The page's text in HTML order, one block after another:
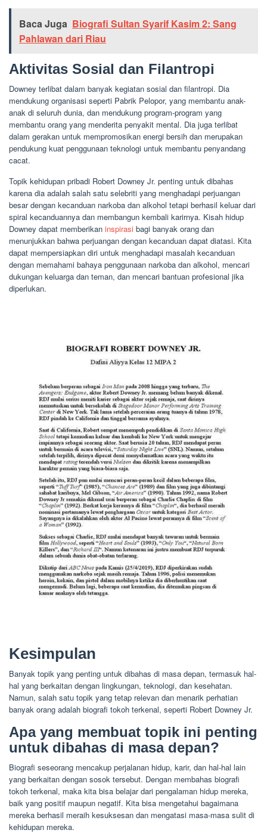
Baca Juga Biografi Sultan Syarif Kasim 2: Sang
Pahlawan dari Riau
Aktivitas Sosial dan Filantropi
Downey terlibat dalam banyak kegiatan sosial dan filantropi. Dia
mendukung organisasi seperti Pabrik Pelopor, yang membantu anak-
anak di seluruh dunia, dan mendukung program-program yang
membantu orang yang menderita penyakit mental. Dia juga terlibat
dalam gerakan untuk mempromosikan energi bersih dan merupakan
pendukung kuat penggunaan teknologi untuk membantu penyandang
cacat.
Topik kehidupan pribadi Robert Downey Jr. penting untuk dibahas
karena dia adalah salah satu selebriti yang menghadapi perjuangan
besar dengan kecanduan narkoba dan alkohol tetapi berhasil keluar dari
spiral kecanduannya dan membangun kembali karirnya. Kisah hidup
Downey dapat memberikan inspirasi bagi banyak orang dan
menunjukkan bahwa perjuangan dengan kecanduan dapat diatasi. Kita
dapat mempersiapkan diri untuk menghadapi masalah kecanduan
dengan memahami bahaya penggunaan narkoba dan alkohol, mencari
dukungan keluarga dan teman, dan mencari bantuan profesional jika
diperlukan.
Kesimpulan
Banyak topik yang penting untuk dibahas di masa depan, termasuk hal-
hal yang berkaitan dengan lingkungan, teknologi, dan kesehatan.
Namun, salah satu topik yang tetap relevan dan menarik perhatian
banyak orang adalah biografi tokoh terkenal, seperti Robert Downey Jr.
Apa yang membuat topik ini penting
untuk dibahas di masa depan?
Biografi seseorang mencakup perjalanan hidup, karir, dan hal-hal lain
yang berkaitan dengan sosok tersebut. Dengan membahas biografi
tokoh terkenal, maka kita bisa belajar dari pengalaman hidup mereka,
baik yang positif maupun negatif. Kita bisa mengetahui bagaimana
mereka berhasil meraih kesuksesan dan mengatasi masa-masa sulit di
kehidupan mereka.